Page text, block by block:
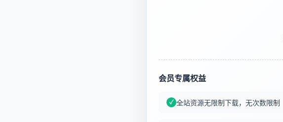
会员专属权益
全站资源无限制下载，无次数限制